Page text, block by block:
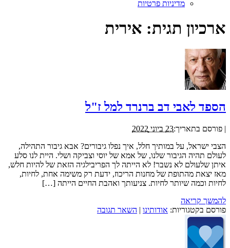
מדיניות פרטיות
ארכיון תגית: אירית
הספד לאבי דב ברנרד למל ז"ל
| פורסם בתאריך:23 ביוני 2022
הצבי ישראל, על במותיך חלל, איך נפלו גיבורים? אבא גיבור התהילה,
לעולם תהיה הגיבור שלנו, של אמא של יוסי וצביקה ושלי. היית לנו סלע
איתן שלעולם לא נשבר! לא הייתה לך הפריבילגיה הזאת של להיות חלש,
מאז יצאת מהתופת של מחנות הריכוז, ידעת רק משימה אחת, לחיות,
לחיות וכמה שיותר לחיות. צניעותך ואהבת החיים הייתה […]
להמשך קריאה
פורסם בקטגוריות: אודותינו | השאר תגובה